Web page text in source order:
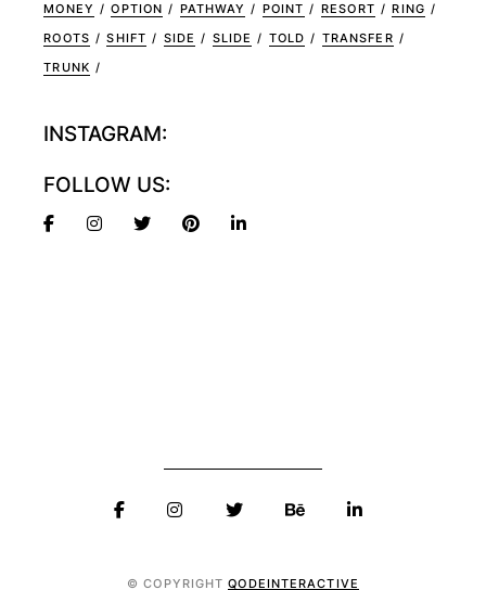
MONEY
OPTION PATHWAY POINT RESORT
RING
ROOTS
SHIFT SIDE SLIDE TOLD
TRANSFER
TRUNK
INSTAGRAM:
FOLLOW US:
© COPYRIGHTQODEINTERACTIVE